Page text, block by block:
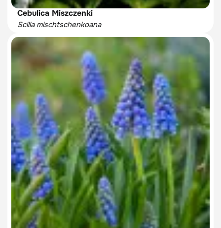
Cebulica Miszczenki
Scilla mischtschenkoana